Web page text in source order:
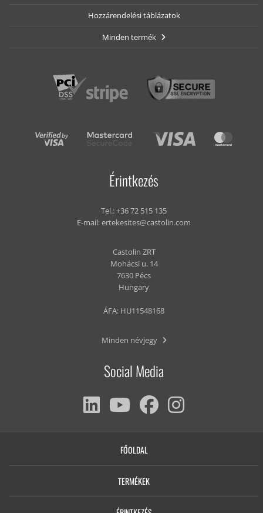
Hozzárendelési táblázatok
Minden termék
Érintkezés
Tel.:+36 72 515 135
E-mail:ertekesites@castolin.com
Castolin ZRT
Mohácsi u. 14
7630 Pécs
Hungary
ÁFA: HU11548168
Minden névjegy
Social Media
FŐOLDAL
TERMÉKEK